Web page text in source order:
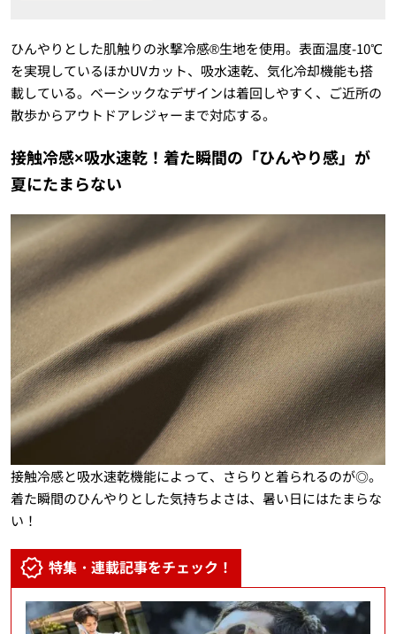
ひんやりとした肌触りの氷撃冷感®生地を使用。表面温度-10℃
を実現しているほかUVカット、吸水速乾、気化冷却機能も搭
載している。ベーシックなデザインは着回しやすく、ご近所の
散歩からアウトドアレジャーまで対応する。
接触冷感×吸水速乾！着た瞬間の「ひんやり感」が
夏にたまらない
接触冷感と吸水速乾機能によって、さらりと着られるのが◎。
着た瞬間のひんやりとした気持ちよさは、暑い日にはたまらな
い！
特集・連載記事をチェック！